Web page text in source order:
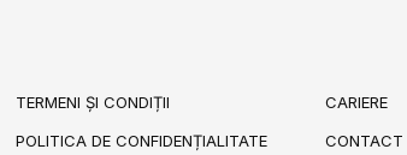
TERMENI ȘI CONDIȚII
POLITICA DE CONFIDENȚIALITATE
CARIERE
CONTACT